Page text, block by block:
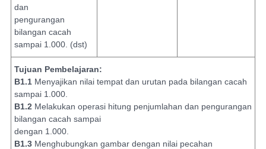
dan
pengurangan
bilangan cacah
sampai 1.000. (dst)
Tujuan Pembelajaran:
B1.1 Menyajikan nilai tempat dan urutan pada bilangan cacah
sampai 1.000.
B1.2 Melakukan operasi hitung penjumlahan dan pengurangan
bilangan cacah sampai
dengan 1.000.
B1.3 Menghubungkan gambar dengan nilai pecahan